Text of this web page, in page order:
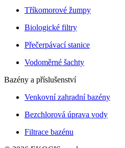
Tříkomorové žumpy
Biologické filtry
Přečerpávací stanice
Vodoměrné šachty
Bazény a příslušenství
Venkovní zahradní bazény
Bezchlorová úprava vody
Filtrace bazénu